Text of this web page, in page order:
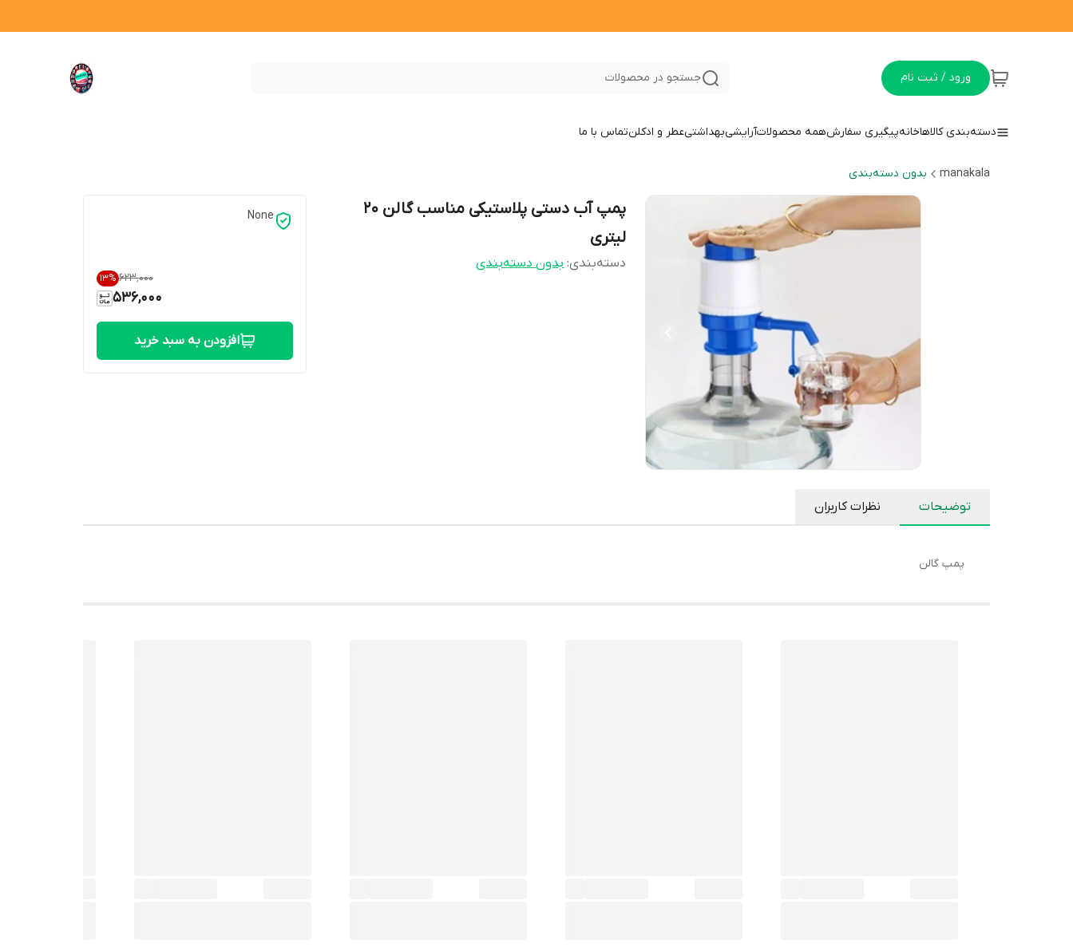
ورود / ثبت نام جستجو در محصولات
دسته‌بندی کالاهاخانهپیگیری سفارشهمه محصولاتآرایشیبهداشتیعطر و ادکلنتماس با ما
manakala بدون دسته‌بندی
پمپ آب دستی پلاستیکی مناسب گالن 20
لیتری
دسته‌بندی:بدون دسته‌بندی
None
۶۲۳٬۰۰۰ 13%
536,000
افزودن به سبد خرید
توضیحات نظرات کاربران
پمپ گالن